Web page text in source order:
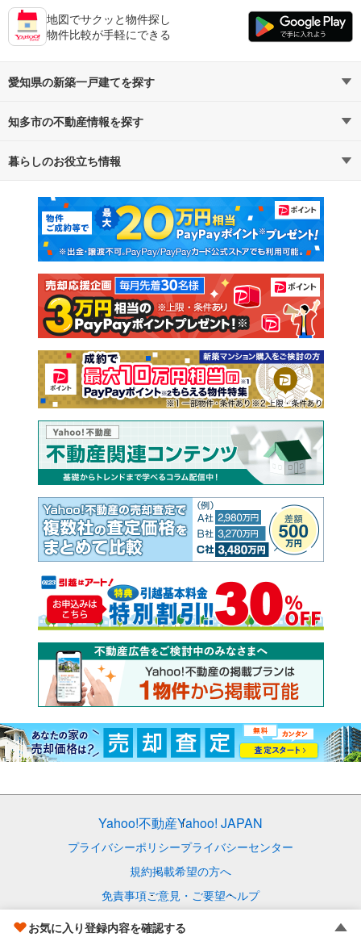
お気に入り登録内容を確認する
地図でサクッと物件探し
物件比較が手軽にできる
愛知県の新築一戸建てを探す
路線・駅から探す
通勤・通学時間から探す
知多市の不動産情報を探す
不動産・住宅
新築マンション 中古マンション
新築一戸建て 中古一戸建て
注文住宅 土地
売却査定
暮らしのお役立ち情報
マンションカタログ 教えて！住まいの先生
Yahoo!不動産Yahoo! JAPAN
プライバシーポリシープライバシーセンター
規約掲載希望の方へ
免責事項ご意見・ご要望ヘルプ
© LY Corporation